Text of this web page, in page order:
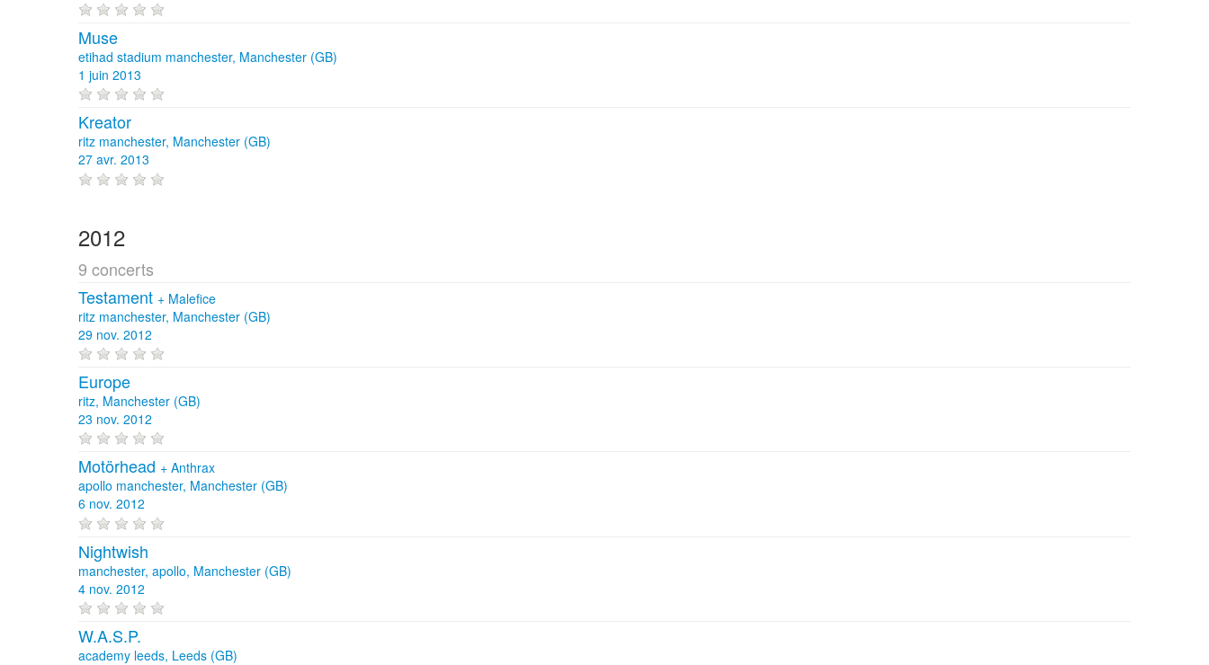
Muse
etihad stadium manchester, Manchester (GB)
1 juin 2013
Kreator
ritz manchester, Manchester (GB)
27 avr. 2013
2012
9 concerts
Testament + Malefice
ritz manchester, Manchester (GB)
29 nov. 2012
Europe
ritz, Manchester (GB)
23 nov. 2012
Motörhead + Anthrax
apollo manchester, Manchester (GB)
6 nov. 2012
Nightwish
manchester, apollo, Manchester (GB)
4 nov. 2012
W.A.S.P.
academy leeds, Leeds (GB)